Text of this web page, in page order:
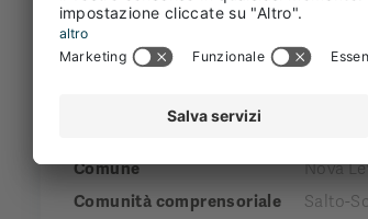
Reception
engel
Comune
Nova
Comunità comprensoriale
Salto-